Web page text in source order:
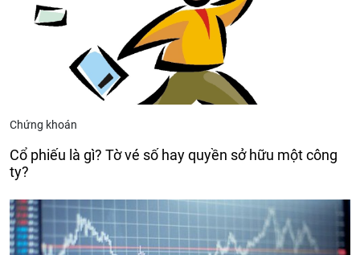
Chứng khoán
Cổ phiếu là gì? Tờ vé số hay quyền sở hữu một công
ty?